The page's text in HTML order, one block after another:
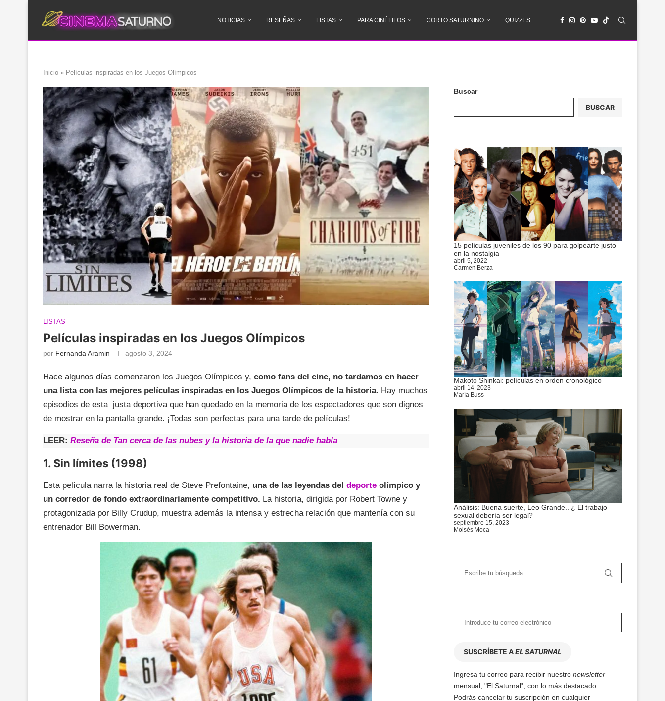
NOTICIAS RESEÑAS LISTAS PARA CINÉFILOS CORTO SATURNINO QUIZZES
Inicio » Películas inspiradas en los Juegos Olímpicos
LISTAS
Películas inspiradas en los Juegos Olímpicos
por Fernanda Aramin agosto 3, 2024
Hace algunos días comenzaron los Juegos Olímpicos y, como fans del cine, no tardamos en hacer
una lista con las mejores películas inspiradas en los Juegos Olímpicos de la historia. Hay muchos
episodios de esta justa deportiva que han quedado en la memoria de los espectadores que son dignos
de mostrar en la pantalla grande. ¡Todas son perfectas para una tarde de películas!
LEER: Reseña de Tan cerca de las nubes y la historia de la que nadie habla
1. Sin límites (1998)
Esta película narra la historia real de Steve Prefontaine, una de las leyendas del deporte olímpico y
un corredor de fondo extraordinariamente competitivo. La historia, dirigida por Robert Towne y
protagonizada por Billy Crudup, muestra además la intensa y estrecha relación que mantenía con su
entrenador Bill Bowerman.
Buscar
BUSCAR
15 películas juveniles de los 90 para golpearte justo
en la nostalgia
abril 5, 2022
Carmen Berza
Makoto Shinkai: películas en orden cronológico
abril 14, 2023
María Buss
Análisis: Buena suerte, Leo Grande...¿ El trabajo
sexual debería ser legal?
septiembre 15, 2023
Moisés Moca
SUSCRÍBETE AEL SATURNAL
Ingresa tu correo para recibir nuestro newsletter
mensual, "El Saturnal", con lo más destacado.
Podrás cancelar tu suscripción en cualquier